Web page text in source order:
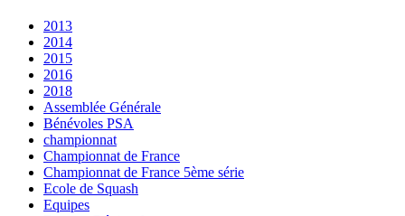
2013
2014
2015
2016
2018
Assemblée Générale
Bénévoles PSA
championnat
Championnat de France
Championnat de France 5ème série
Ecole de Squash
Equipes